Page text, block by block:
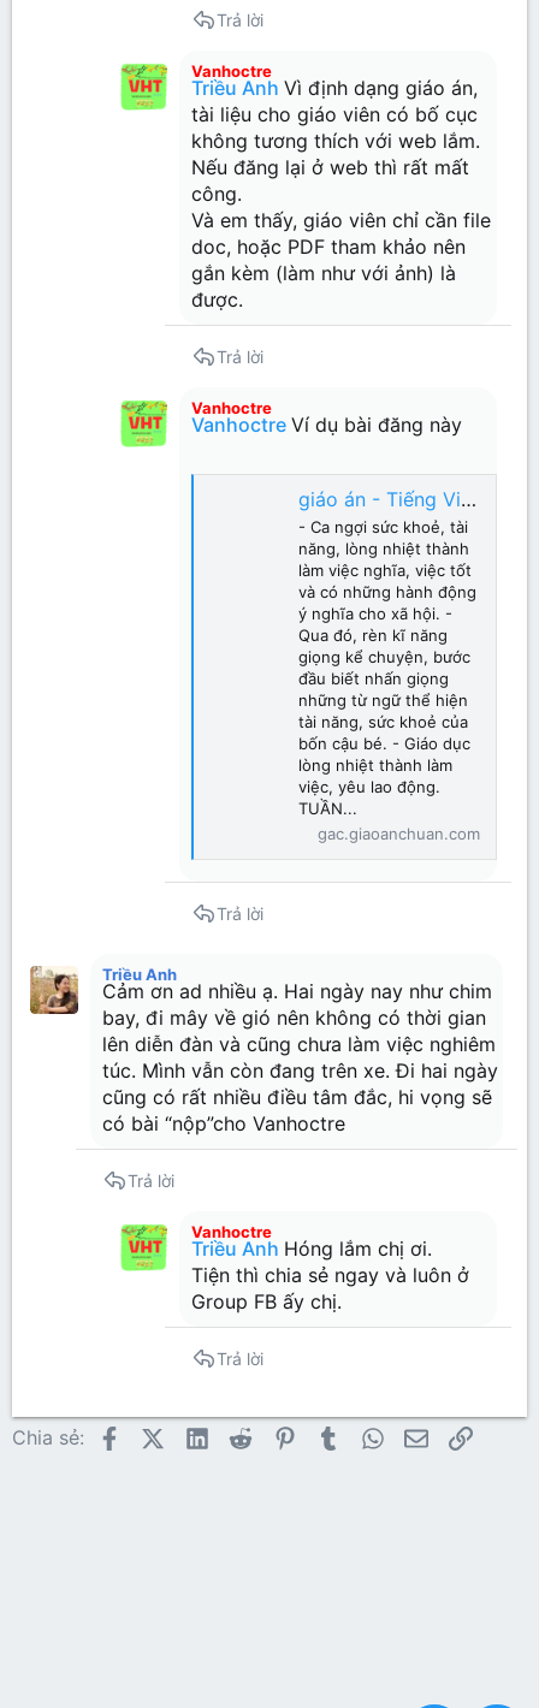
Trả lời
Vanhoctre
Triều Anh Vì định dạng giáo án,
tài liệu cho giáo viên có bố cục
không tương thích với web lắm.
Nếu đăng lại ở web thì rất mất
công.
Và em thấy, giáo viên chỉ cần file
doc, hoặc PDF tham khảo nên
gắn kèm (làm như với ảnh) là
được.
Trả lời
Vanhoctre
Vanhoctre Ví dụ bài đăng này
giáo án - Tiếng Việt 4 - Tuần 19 soạn theo ĐHPTNLHS
- Ca ngợi sức khoẻ, tài
năng, lòng nhiệt thành
làm việc nghĩa, việc tốt
và có những hành động
ý nghĩa cho xã hội. -
Qua đó, rèn kĩ năng
giọng kể chuyện, bước
đầu biết nhấn giọng
những từ ngữ thể hiện
tài năng, sức khoẻ của
bốn cậu bé. - Giáo dục
lòng nhiệt thành làm
việc, yêu lao động.
TUẦN...
gac.giaoanchuan.com
Trả lời
Triều Anh
Cảm ơn ad nhiều ạ. Hai ngày nay như chim
bay, đi mây về gió nên không có thời gian
lên diễn đàn và cũng chưa làm việc nghiêm
túc. Mình vẫn còn đang trên xe. Đi hai ngày
cũng có rất nhiều điều tâm đắc, hi vọng sẽ
có bài “nộp”cho Vanhoctre
Trả lời
Vanhoctre
Triều Anh Hóng lắm chị ơi.
Tiện thì chia sẻ ngay và luôn ở
Group FB ấy chị.
Trả lời
Chia sẻ: FacebookX (Twitter)
LinkedInReddit Pinterest
TumblrWhatsApp
EmailLink